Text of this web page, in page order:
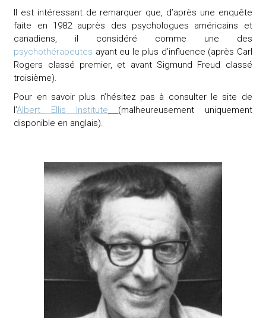
Il est intéressant de remarquer que, d’après une enquête
faite en 1982 auprès des psychologues américains et
canadiens, il considéré comme une des
psychothérapeutes ayant eu le plus d’influence (après Carl
Rogers classé premier, et avant Sigmund Freud classé
troisième).
Pour en savoir plus n’hésitez pas à consulter le site de
l’Albert Ellis Institute
(malheureusement uniquement
disponible en anglais).